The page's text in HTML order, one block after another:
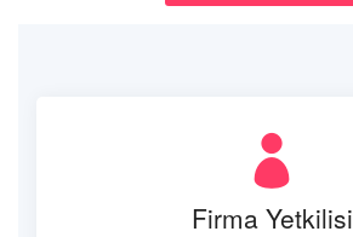
Firma Yetkilisi